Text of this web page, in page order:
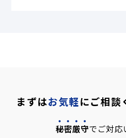
まずはお気軽にご相談
秘密厳守でご対応